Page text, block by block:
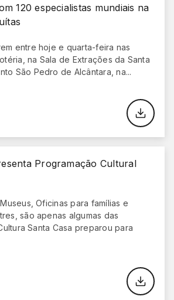
120 especialistas mundiais na
entre hoje e quarta-feira nas
na Sala de Extrações da Santa
São Pedro de Alcântara, na...
Programação Cultural
Oficinas para famílias e
são apenas algumas das
Santa Casa preparou para